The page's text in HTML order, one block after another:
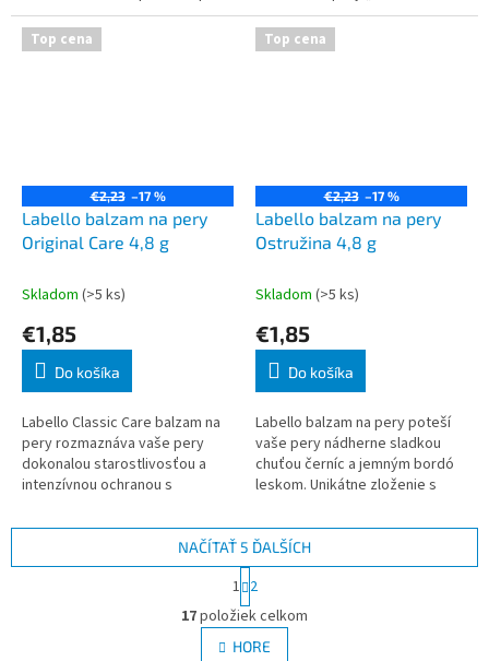
zamatovo hebkú a vláčnu, ale
zároveň jej dodá lesk a jemné
sfarbenie. Vychu
starostlivosť, ktorá vaše pery
jemne sfarbí a dodá im vôňu
jahôd. Vďaka
Top cena
€2,23 –17 %
Labello balzam na pery
Original Care 4,8 g
Skladom (>5 ks)
€1,85
Do košíka
Labello Classic Care balzam na
pery rozmaznáva vaše pery
dokonalou starostlivosťou a
intenzívnou ochranou s
Vyznačuje sa hydratačným
zložením obohateným o ba
Top cena
€2,23 –17 %
Labello balzam na pery
Ostružina 4,8 g
Skladom (>5 ks)
€1,85
Do košíka
Labello balzam na pery poteší
vaše pery nádherne sladkou
chuťou černíc a jemným bordó
leskom. Unikátne zloženie s
roztopí na perách a hydratuje
po celý
O
v
l
NAČÍTAŤ 5 ĎALŠÍCH
t
r
á
n
1 2
17položiek celkom
HORE